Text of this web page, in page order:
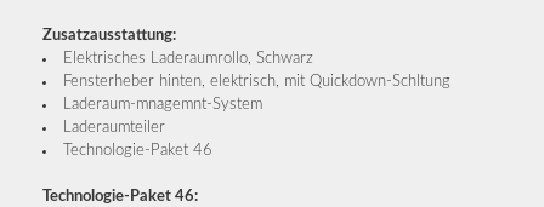
Zusatzausstattung:
Elektrisches Laderaumrollo, Schwarz
Fensterheber hinten, elektrisch, mit Quickdown-Schltung
Laderaum-mnagemnt-System
Laderaumteiler
Technologie-Paket 46
Technologie-Paket 46: